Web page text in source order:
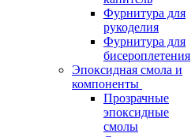
Фурнитура для
рукоделия
Фурнитура для
бисероплетения
Эпоксидная смола и
компоненты
Прозрачные
эпоксидные
смолы